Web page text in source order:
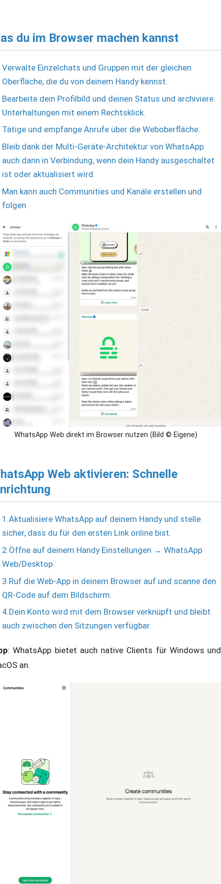
du im Browser machen kannst
Verwalte Einzelchats und Gruppen mit der gleichen
Oberfläche, die du von deinem Handy kennst.
Bearbeite dein Profilbild und deinen Status und archiviere
Unterhaltungen mit einem Rechtsklick.
Tätige und empfange Anrufe über die Weboberfläche.
Bleib dank der Multi-Geräte-Architektur von WhatsApp
auch dann in Verbindung, wenn dein Handy ausgeschaltet
ist oder aktualisiert wird.
Man kann auch Communities und Kanäle erstellen und
folgen
WhatsApp Web direkt im Browser nutzen (Bild © Eigene)
Web aktivieren: Schnelle
1.Aktualisiere WhatsApp auf deinem Handy und stelle
sicher, dass du für den ersten Link online bist.
2.Öffne auf deinem Handy Einstellungen → WhatsApp
Web/Desktop.
3.Ruf die Web-App in deinem Browser auf und scanne den
QR-Code auf dem Bildschirm.
4.Dein Konto wird mit dem Browser verknüpft und bleibt
auch zwischen den Sitzungen verfügbar.
: WhatsApp bietet auch native Clients für Windows und
an.